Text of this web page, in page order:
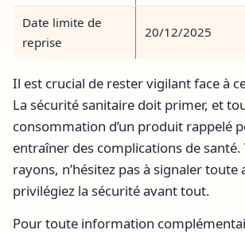
Date limite de
reprise
20/12/2025
Il est crucial de rester vigilant face à
La sécurité sanitaire doit primer, et
consommation d’un produit rappelé
entraîner des complications de santé.
rayons, n’hésitez pas à signaler toute
privilégiez la sécurité avant tout.
Pour toute information